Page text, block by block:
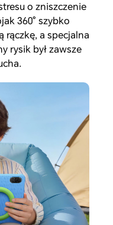
o zniszczenie
360° szybko
rączkę, a specjalna
rysik był zawsze